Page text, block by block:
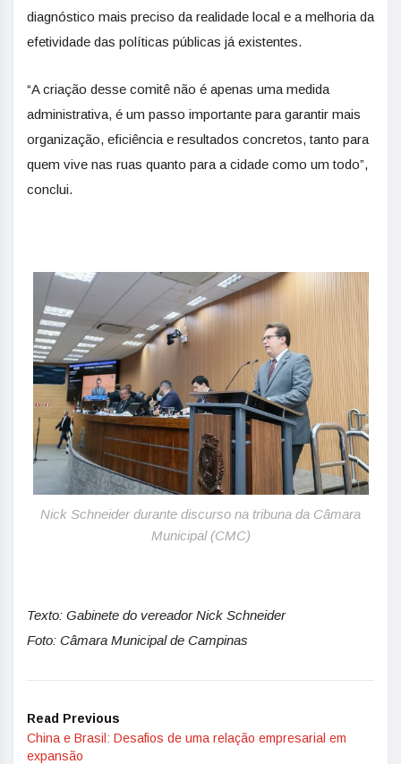
diagnóstico mais preciso da realidade local e a melhoria da
efetividade das políticas públicas já existentes.
“A criação desse comitê não é apenas uma medida
administrativa, é um passo importante para garantir mais
organização, eficiência e resultados concretos, tanto para
quem vive nas ruas quanto para a cidade como um todo”,
conclui.
Nick Schneider durante discurso na tribuna da Câmara
Municipal (CMC)
Texto: Gabinete do vereador Nick Schneider
Foto: Câmara Municipal de Campinas
Read Previous
China e Brasil: Desafios de uma relação empresarial em
expansão